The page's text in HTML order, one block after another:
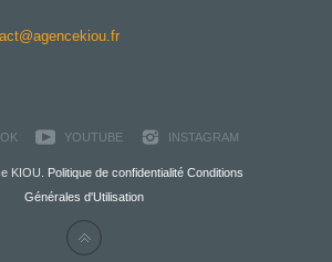
YOUTUBE INSTAGRAM
KIOU. Politique de confidentialité Conditions
Générales d'Utilisation